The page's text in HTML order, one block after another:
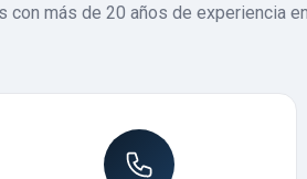
con más de 20 años de experiencia